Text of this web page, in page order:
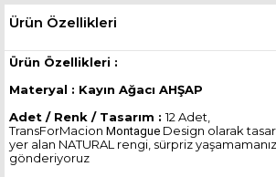
Ürün Özellikleri
Ürün Özellikleri :
Materyal : Kayın Ağacı AHŞAP
Adet / Renk / Tasarım :12 Adet,
TransForMacion Montague Design olarak
yer alan NATURAL rengi, sürpriz
gönderiyoruz